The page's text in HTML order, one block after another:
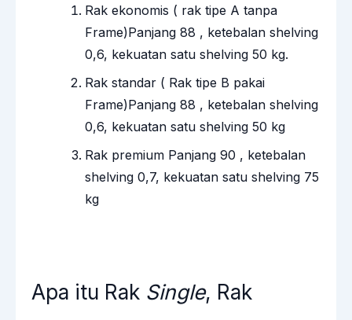
Rak ekonomis ( rak tipe A tanpa
Frame)Panjang 88 , ketebalan shelving
0,6, kekuatan satu shelving 50 kg.
Rak standar ( Rak tipe B pakai
Frame)Panjang 88 , ketebalan shelving
0,6, kekuatan satu shelving 50 kg
Rak premium Panjang 90 , ketebalan
shelving 0,7, kekuatan satu shelving 75
kg
Apa itu Rak Single, Rak